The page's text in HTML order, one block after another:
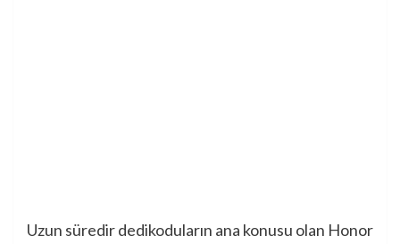
Uzun süredir dedikoduların ana konusu olan Honor